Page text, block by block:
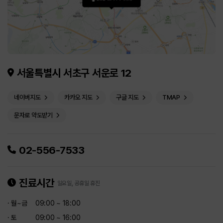
서울특별시 서초구 서운로 12
네이버지도 카카오 지도 구글 지도 TMAP
문자로 약도받기
02-556-7533
진료시간 일요일, 공휴일 휴진
· 월~금
09:00 ~ 18:00
· 토
09:00 ~ 16:00